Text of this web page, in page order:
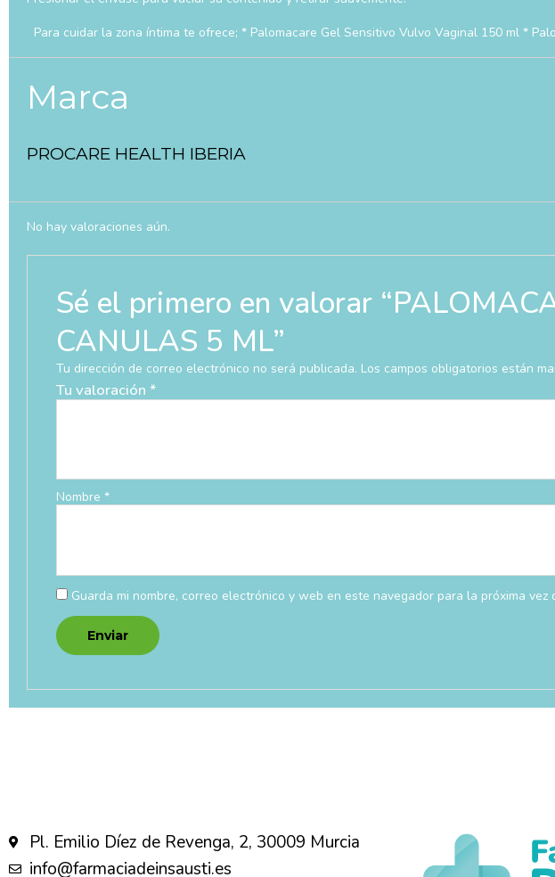
Para cuidar la zona íntima te ofrece; * Palomacare Gel Sensitivo Vulvo Vaginal 150 ml *
Marca
PROCARE HEALTH IBERIA
No hay valoraciones aún.
Sé el primero en valorar
CANULAS 5 ML”
Tu dirección de correo electrónico no será publicada. Los campos obligatorios están
Tu valoración *
Nombre *
Guarda mi nombre, correo electrónico y web en este navegador para la próxima vez
Pl. Emilio Díez de Revenga, 2, 30009 Murcia
info@farmaciadeinsausti.es